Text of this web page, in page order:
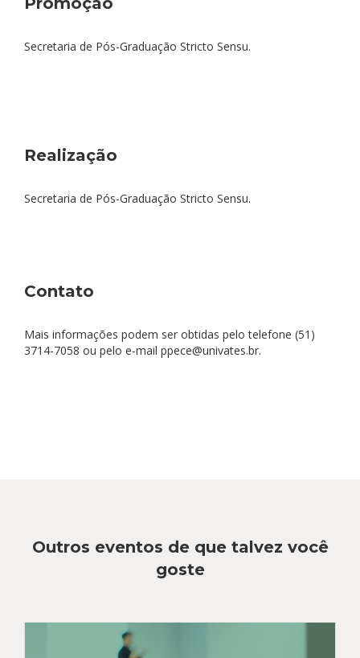
Secretaria de Pós-Graduação Stricto Sensu.
Realização
Secretaria de Pós-Graduação Stricto Sensu.
Contato
Mais informações podem ser obtidas pelo telefone (51)
3714-7058 ou pelo e-mail ppece@univates.br.
Outros eventos de que talvez você
goste